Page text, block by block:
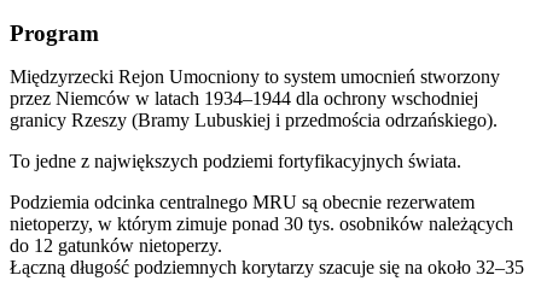
Program
Międzyrzecki Rejon Umocniony to system umocnień stworzony
przez Niemców w latach 1934–1944 dla ochrony wschodniej
granicy Rzeszy (Bramy Lubuskiej i przedmościa odrzańskiego).
To jedne z największych podziemi fortyfikacyjnych świata.
Podziemia odcinka centralnego MRU są obecnie rezerwatem
nietoperzy, w którym zimuje ponad 30 tys. osobników należących
do 12 gatunków nietoperzy.
Łączną długość podziemnych korytarzy szacuje się na około 32–35